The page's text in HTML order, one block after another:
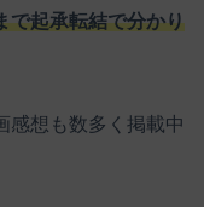
で起承転結で分かり
感想も数多く掲載中